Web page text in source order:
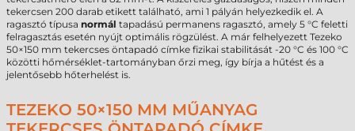
tekercsen 200 darab etikett található, ami 1 pályán helyezkedik el. A
ragasztó típusa normál tapadású permanens ragasztó, amely 5 °C feletti
felragasztás esetén nyújt optimális rögzülést. A már felhelyezett Tezeko
50×150 mm tekercses öntapadó címke fizikai stabilitását -20 °C és 100 °C
közötti hőmérséklet-tartományban őrzi meg, így bírja a hűtést és a
jelentősebb hőterhelést is.
TEZEKO 50×150 MM MŰANYAG